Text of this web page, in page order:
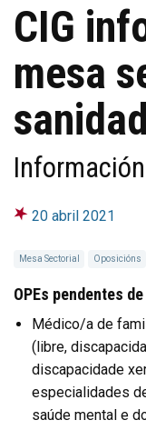
CIG
mesa
20 abril 2021
Mesa Sectorial Oposicións
OPEs pendentes
Médico/a de
(libre,
discapacidade
especialidades
saúde mental e